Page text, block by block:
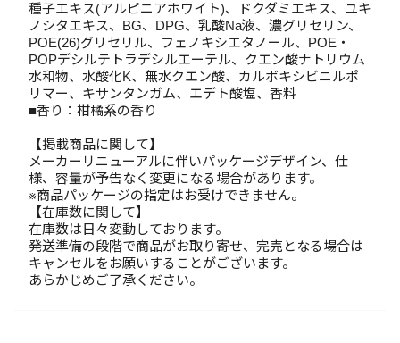
種子エキス(アルピニアホワイト)、ドクダミエキス、ユキ
ノシタエキス、BG、DPG、乳酸Na液、濃グリセリン、
POE(26)グリセリル、フェノキシエタノール、POE・
POPデシルテトラデシルエーテル、クエン酸ナトリウム
水和物、水酸化K、無水クエン酸、カルボキシビニルポ
リマー、キサンタンガム、エデト酸塩、香料
■香り：柑橘系の香り
【掲載商品に関して】
メーカーリニューアルに伴いパッケージデザイン、仕
様、容量が予告なく変更になる場合があります。
※商品パッケージの指定はお受けできません。
【在庫数に関して】
在庫数は日々変動しております。
発送準備の段階で商品がお取り寄せ、完売となる場合は
キャンセルをお願いすることがございます。
あらかじめご了承ください。